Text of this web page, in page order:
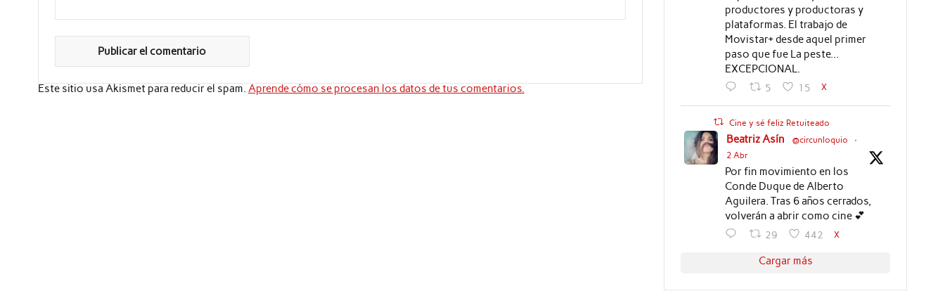
Este sitio usa Akismet para reducir el spam. Aprende cómo se procesan los datos de tus comentarios.
productores y productoras y
plataformas. El trabajo de
Movistar+ desde aquel primer
paso que fue La peste...
EXCEPCIONAL.
5 15 X
Cine y sé feliz Retuiteado
Beatriz Asín @circunloquio
·
2 Abr
Por fin movimiento en los
Conde Duque de Alberto
Aguilera. Tras 6 años cerrados,
volverán a abrir como cine 💕
29 442 X
Cargar más